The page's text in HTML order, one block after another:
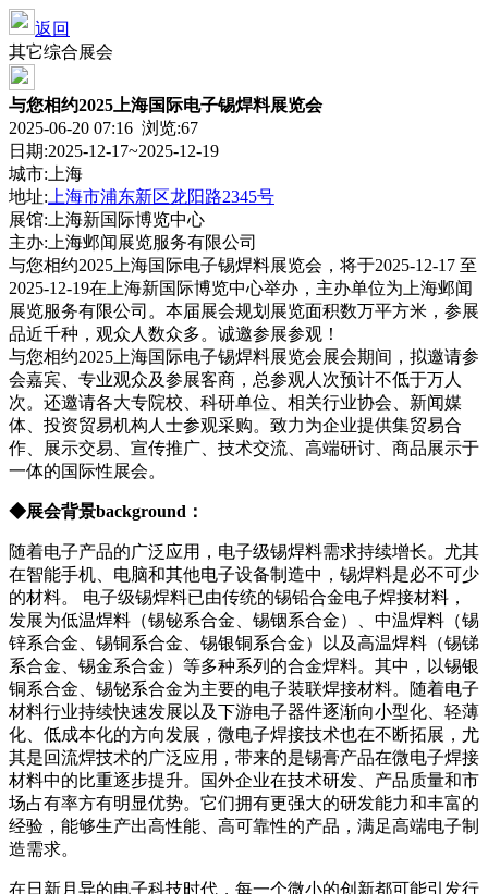
返回
其它综合展会
与您相约2025上海国际电子锡焊料展览会
2025-06-20 07:16 浏览:67
日期:2025-12-17~2025-12-19
城市:上海
地址: 上海市浦东新区龙阳路2345号
展馆:上海新国际博览中心
主办:上海邺闻展览服务有限公司
与您相约2025上海国际电子锡焊料展览会，将于2025-12-17 至
2025-12-19在上海新国际博览中心举办，主办单位为上海邺闻
展览服务有限公司。本届展会规划展览面积数万平方米，参展
品近千种，观众人数众多。诚邀参展参观！
与您相约2025上海国际电子锡焊料展览会展会期间，拟邀请参
会嘉宾、专业观众及参展客商，总参观人次预计不低于万人
次。还邀请各大专院校、科研单位、相关行业协会、新闻媒
体、投资贸易机构人士参观采购。致力为企业提供集贸易合
作、展示交易、宣传推广、技术交流、高端研讨、商品展示于
一体的国际性展会。
◆展会背景background：
随着电子产品的广泛应用，电子级锡焊料需求持续增长。尤其
在智能手机、电脑和其他电子设备制造中，锡焊料是必不可少
的材料。 电子级锡焊料已由传统的锡铅合金电子焊接材料，
发展为低温焊料（锡铋系合金、锡铟系合金）、中温焊料（锡
锌系合金、锡铜系合金、锡银铜系合金）以及高温焊料（锡锑
系合金、锡金系合金）等多种系列的合金焊料。其中，以锡银
铜系合金、锡铋系合金为主要的电子装联焊接材料。随着电子
材料行业持续快速发展以及下游电子器件逐渐向小型化、轻薄
化、低成本化的方向发展，微电子焊接技术也在不断拓展，尤
其是回流焊技术的广泛应用，带来的是锡膏产品在微电子焊接
材料中的比重逐步提升。国外企业在技术研发、产品质量和市
场占有率方有明显优势。它们拥有更强大的研发能力和丰富的
经验，能够生产出高性能、高可靠性的产品，满足高端电子制
造需求。
在日新月异的电子科技时代，每一个微小的创新都可能引发行